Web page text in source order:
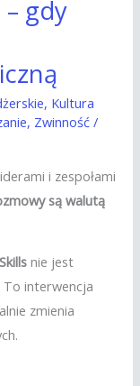
gdy
, Kultura
, Zwinność /
i zespołami
są walutą
nie jest
To interwencja
zmienia